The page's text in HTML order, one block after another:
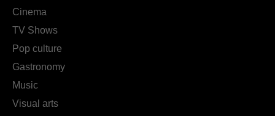
Cinema
TV Shows
Pop culture
Gastronomy
Music
Visual arts